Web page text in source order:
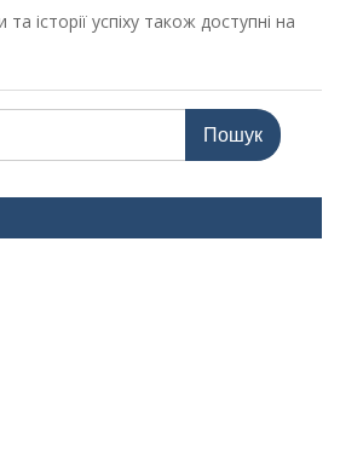
та історії успіху також доступні на